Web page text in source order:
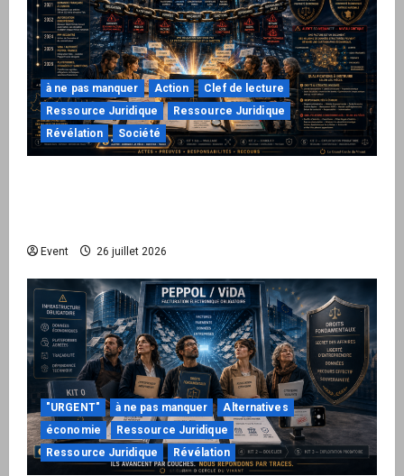
à ne pas manquer Action
Clef de lecture
Ressource Juridique
Ressource Juridique
Révélation
Société
Event 26 juillet 2026
"URGENT" à ne pas manquer
Alternatives
économie
Ressource Juridique
Ressource Juridique
Révélation